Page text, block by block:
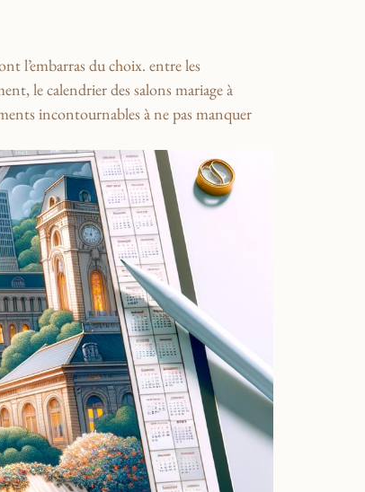
l’embarras du choix.⁤ entre‍ les
le calendrier⁣ des⁢ salons mariage à
incontournables⁢ à ne pas manquer